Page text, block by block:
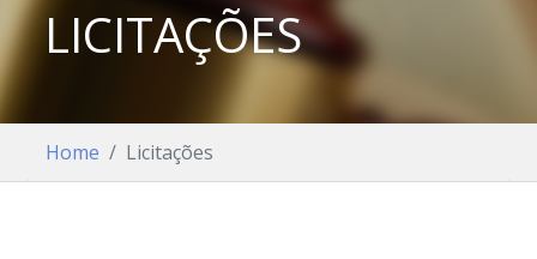
LICITAÇÕES
Home Licitações